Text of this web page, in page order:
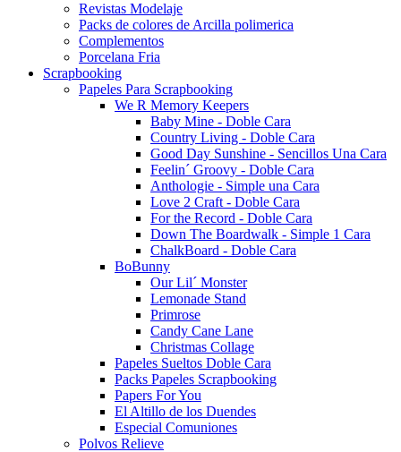
Revistas Modelaje
Packs de colores de Arcilla polimerica
Complementos
Porcelana Fria
Scrapbooking
Papeles Para Scrapbooking
We R Memory Keepers
Baby Mine - Doble Cara
Country Living - Doble Cara
Good Day Sunshine - Sencillos Una Cara
Feelin´ Groovy - Doble Cara
Anthologie - Simple una Cara
Love 2 Craft - Doble Cara
For the Record - Doble Cara
Down The Boardwalk - Simple 1 Cara
ChalkBoard - Doble Cara
BoBunny
Our Lil´ Monster
Lemonade Stand
Primrose
Candy Cane Lane
Christmas Collage
Papeles Sueltos Doble Cara
Packs Papeles Scrapbooking
Papers For You
El Altillo de los Duendes
Especial Comuniones
Polvos Relieve